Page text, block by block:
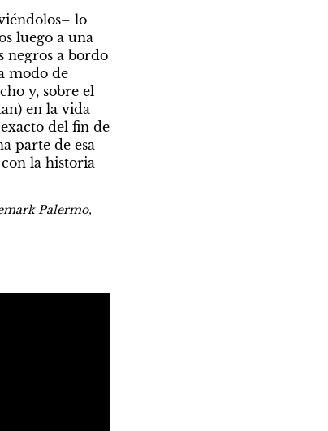
lo
luego a una
negros a bordo
modo de
y, sobre el
en la vida
del fin de
parte de esa
la historia
Palermo,